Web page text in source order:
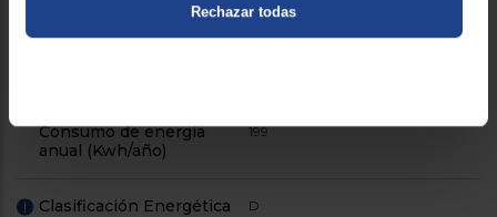
Rechazar todas
Consumo de energía
anual (Kwh/año)
199
! Clasificación Energética D